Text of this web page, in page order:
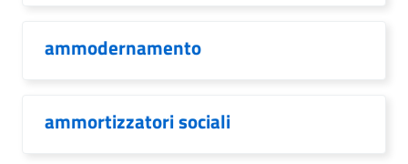
ammodernamento
ammortizzatori sociali